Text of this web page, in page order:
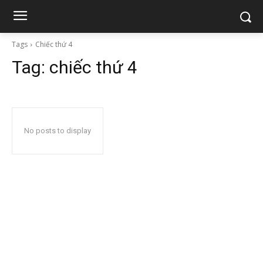
Tags Chiếc thứ 4
Tag: chiếc thứ 4
No posts to display